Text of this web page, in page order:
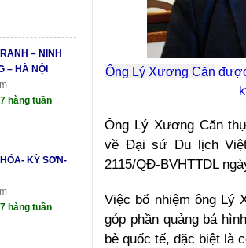
– NINH
– HÀ NỘI
hàng tuần
KỲ SƠN-
hàng tuần
Ông Lý Xương Căn
Ông Lý Xương Căn
về Đại sứ Du lịch
2115/QĐ-BVHTTDL
Việc bổ nhiệm ông Lý
góp phần quảng bá
bè quốc tế, đặc biệt là